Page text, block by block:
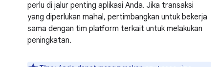
perlu di jalur penting aplikasi Anda. Jika transaksi
yang diperlukan mahal, pertimbangkan untuk bekerja
sama dengan tim platform terkait untuk melakukan
peningkatan.